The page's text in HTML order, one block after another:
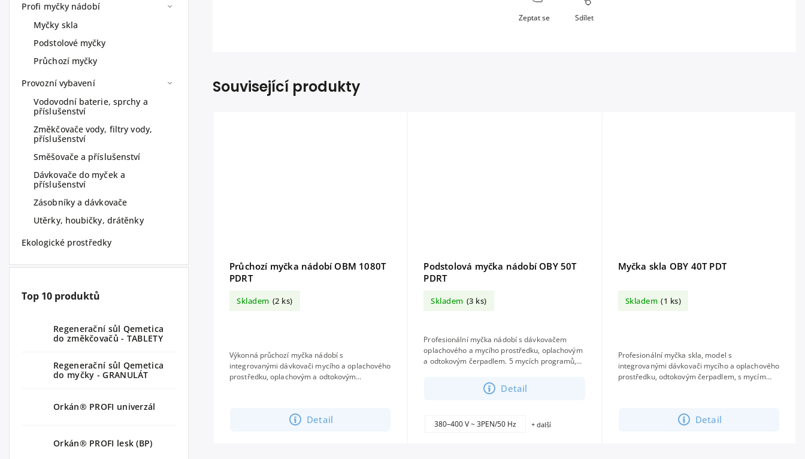
Profi myčky nádobí
Myčky skla
Podstolové myčky
Průchozí myčky
Provozní vybavení
Vodovodní baterie, sprchy a
příslušenství
Změkčovače vody, filtry vody,
příslušenství
Směšovače a příslušenství
Dávkovače do myček a
příslušenství
Zásobníky a dávkovače
Utěrky, houbičky, drátěnky
Ekologické prostředky
Top 10 produktů
Regenerační sůl Qemetica
do změkčovačů - TABLETY
Regenerační sůl Qemetica
do myčky - GRANULÁT
Orkán® PROFI univerzál
Orkán® PROFI lesk (BP)
Zeptat se Sdílet
Související produkty
Průchozí myčka nádobí OBM 1080T
PDRT
Skladem (2 ks)
Detail
Výkonná průchozí myčka nádobí s
integrovanými dávkovači mycího a oplachového
prostředku, oplachovým a odtokovým
Podstolová myčka nádobí OBY 50T
PDRT
Skladem (3 ks)
Detail
Profesionální myčka nádobí s dávkovačem
oplachového a mycího prostředku, oplachovým
a odtokovým čerpadlem. 5 mycích programů,
380–400 V ~ 3PEN/50 Hz + další
Myčka skla OBY 40T PDT
Skladem (1 ks)
Detail
Profesionální myčka skla, model s
integrovanými dávkovači mycího a oplachového
prostředku, odtokovým čerpadlem, s mycím